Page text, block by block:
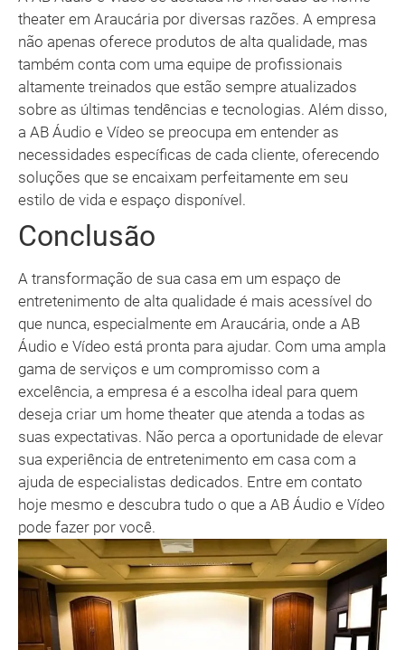
theater em Araucária por diversas razões. A empresa
não apenas oferece produtos de alta qualidade, mas
também conta com uma equipe de profissionais
altamente treinados que estão sempre atualizados
sobre as últimas tendências e tecnologias. Além disso,
a AB Áudio e Vídeo se preocupa em entender as
necessidades específicas de cada cliente, oferecendo
soluções que se encaixam perfeitamente em seu
estilo de vida e espaço disponível.
Conclusão
A transformação de sua casa em um espaço de
entretenimento de alta qualidade é mais acessível do
que nunca, especialmente em Araucária, onde a AB
Áudio e Vídeo está pronta para ajudar. Com uma ampla
gama de serviços e um compromisso com a
excelência, a empresa é a escolha ideal para quem
deseja criar um home theater que atenda a todas as
suas expectativas. Não perca a oportunidade de elevar
sua experiência de entretenimento em casa com a
ajuda de especialistas dedicados. Entre em contato
hoje mesmo e descubra tudo o que a AB Áudio e Vídeo
pode fazer por você.